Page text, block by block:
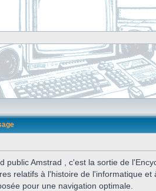
Amstrad , c'est la sortie de
relatifs à l'histoire de l'informatique
pour une navigation optimale.